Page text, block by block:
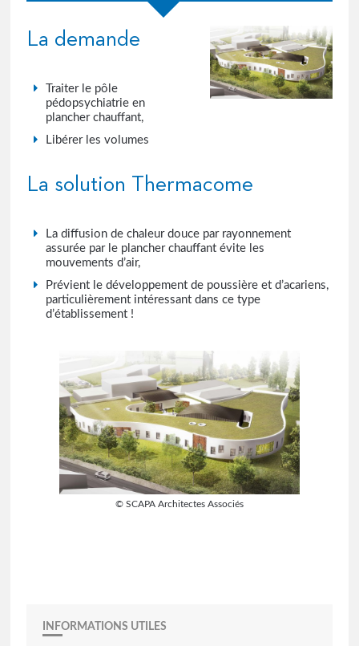
La demande
Traiter le pôle
pédopsychiatrie en
plancher chauffant,
Libérer les volumes
La solution Thermacome
La diffusion de chaleur douce par rayonnement
assurée par le plancher chauffant évite les
mouvements d’air,
Prévient le développement de poussière et d’acariens,
particulièrement intéressant dans ce type
d’établissement !
© SCAPA Architectes Associés
INFORMATIONS UTILES